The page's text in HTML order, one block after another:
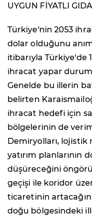
UYGUN FİYATLI
Türkiye'nin 2053
dolar olduğunu
itibarıyla Türkiye'de
ihracat yapar
Genelde bu illerin
belirten
ihracat hedefi için
bölgelerinin de
Demiryolları, lojistik
yatırım planlarının
düşüreceğini
geçişi ile koridor
ticaretinin
doğu bölgesindeki